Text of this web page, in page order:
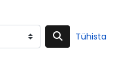
Tühista